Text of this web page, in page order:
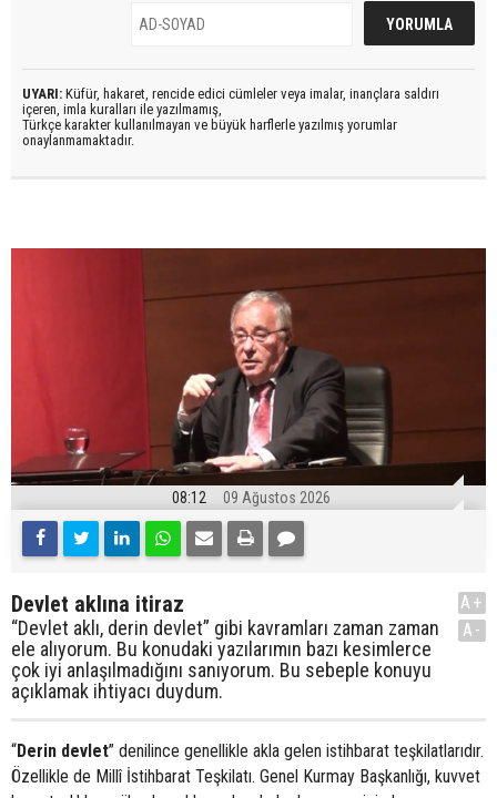
UYARI: Küfür, hakaret, rencide edici cümleler veya imalar, inançlara saldırı
içeren, imla kuralları ile yazılmamış,
Türkçe karakter kullanılmayan ve büyük harflerle yazılmış yorumlar
onaylanmamaktadır.
08:12 09 Ağustos 2026
Devlet aklına itiraz
“Devlet aklı, derin devlet” gibi kavramları zaman zaman
ele alıyorum. Bu konudaki yazılarımın bazı kesimlerce
çok iyi anlaşılmadığını sanıyorum. Bu sebeple konuyu
açıklamak ihtiyacı duydum.
A+
A-
“Derin devlet” denilince genellikle akla gelen istihbarat teşkilatlarıdır.
Özellikle de Millî İstihbarat Teşkilatı. Genel Kurmay Başkanlığı, kuvvet